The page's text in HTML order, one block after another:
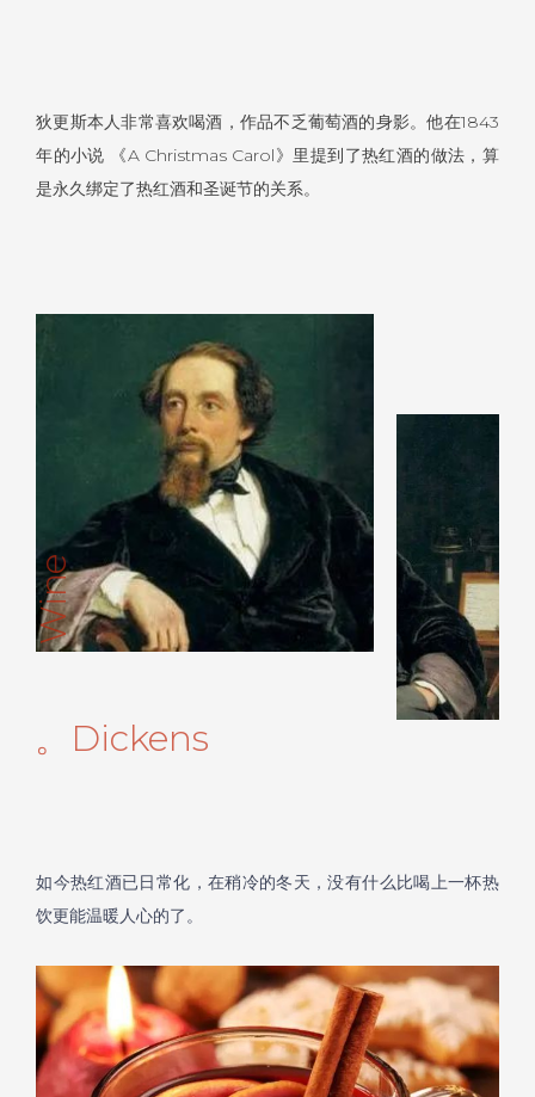
狄更斯本人非常喜欢喝酒，作品不乏葡萄酒的身影。他在1843
年的小说 《A Christmas Carol》里提到了热红酒的做法，算
是永久绑定了热红酒和圣诞节的关系。
Wine
。Dickens
如今热红酒已日常化，在稍冷的冬天，没有什么比喝上一杯热
饮更能温暖人心的了。